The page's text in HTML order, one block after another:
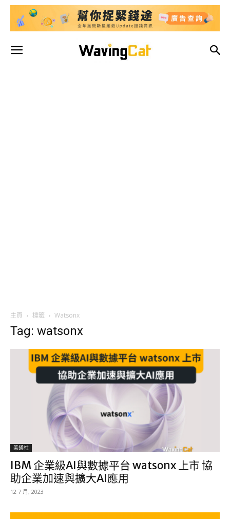
主頁 標籤 Watsonx
Tag: watsonx
美通社
IBM 企業級AI與數據平台 watsonx 上市 協
助企業加速與擴大AI應用
12 7 月, 2023